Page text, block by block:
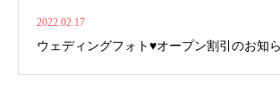
2022.02.17
ウェディングフォト♥️オープン割引のお知ら